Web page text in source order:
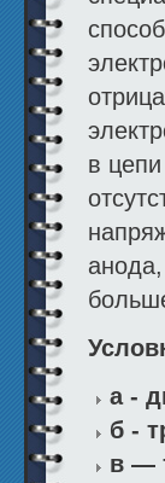
в
а -
б -
в —